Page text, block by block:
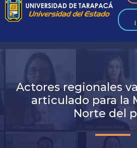
Actores regionales
articulado para la
Norte del